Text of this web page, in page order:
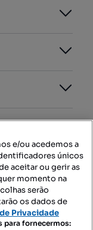
e/ou acedemos a
únicos
aceitar ou gerir as
momento na
serão
os dados de
Privacidade
para fornecermos: